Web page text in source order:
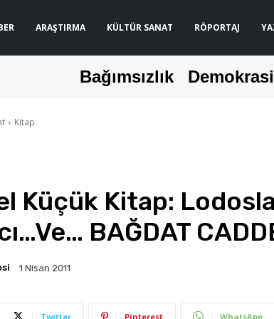
ARAŞTIRMA KÜLTÜR SANAT RÖPORTAJ
Bağımsızlık Demokrasi
Kitap
Küçük Kitap:
BAĞDAT
1 Nisan 2011
Twitter Pinterest WhatsApp